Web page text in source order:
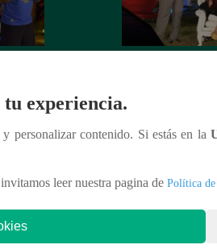
experiencia.
personalizar contenido. Si estás en la
leer nuestra pagina de Política